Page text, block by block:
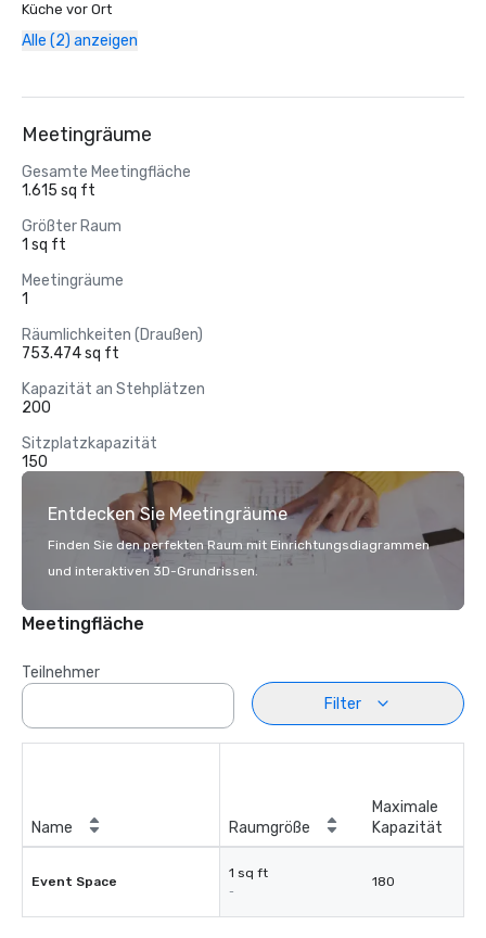
Küche vor Ort
Alle (2) anzeigen
Meetingräume
Gesamte Meetingfläche
1.615 sq ft
Größter Raum
1 sq ft
Meetingräume
1
Räumlichkeiten (Draußen)
753.474 sq ft
Kapazität an Stehplätzen
200
Sitzplatzkapazität
150
Entdecken Sie Meetingräume
Finden Sie den perfekten Raum mit Einrichtungsdiagrammen
und interaktiven 3D-Grundrissen.
Meetingfläche
Teilnehmer
Filter
Name Raumgröße
Maximale
Kapazität
Event Space
1 sq ft
-
180